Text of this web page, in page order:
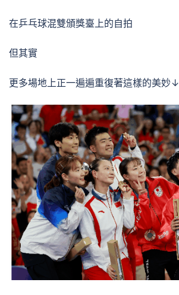
在乒乓球混雙頒獎臺上的自拍
但其實
更多場地上正一遍遍重復著這樣的美妙↓